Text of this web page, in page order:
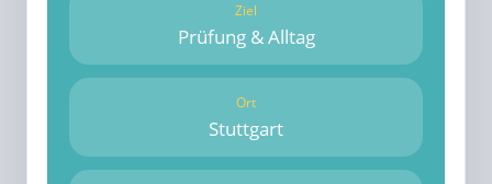
Ziel
Prüfung & Alltag
Ort
Stuttgart